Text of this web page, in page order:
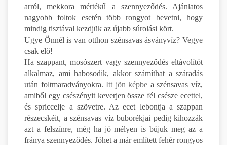
arról, mekkora mértékű a szennyeződés. Ajánlatos
nagyobb foltok esetén több rongyot bevetni, hogy
mindig tisztával kezdjük az újabb súrolási kört.
Ugye Önnél is van otthon szénsavas ásványvíz? Vegye
csak elő!
Ha szappant, mosószert vagy szennyeződés eltávolítót
alkalmaz, ami habosodik, akkor számíthat a száradás
után foltmaradványokra.Itt jön képbe a szénsavas víz,
amiből egy csészényit keverjen össze fél csésze ecettel,
és spriccelje a szövetre. Az ecet lebontja a szappan
részecskéit, a szénsavas víz buborékjai pedig kihozzák
azt a felszínre, még ha jó mélyen is bújuk meg az a
fránya szennyeződés. Jöhet a már említett fehér rongyos